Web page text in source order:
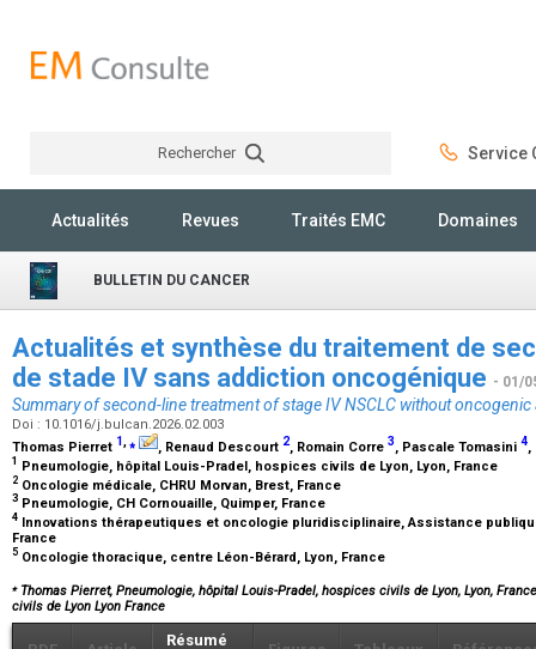
Rechercher Service
Actualités Revues Traités EMC Domaines
BULLETIN DU CANCER
Actualités et synthèse du traitement de
de stade IV sans addiction oncogénique - 01/
Summary of second-line treatment of stage IV NSCLC without
Doi : 10.1016/j.bulcan.2026.02.003
Thomas Pierret 1,⁎ , Renaud Descourt 2, Romain Corre 3, Pascale Tomasini 4,
1 Pneumologie, hôpital Louis-Pradel, hospices civils de Lyon, Lyon, France
2 Oncologie médicale, CHRU Morvan, Brest, France
3 Pneumologie, CH Cornouaille, Quimper, France
4 Innovations thérapeutiques et oncologie pluridisciplinaire, Assistance
France
5 Oncologie thoracique, centre Léon-Bérard, Lyon, France
⁎Thomas Pierret, Pneumologie, hôpital Louis-Pradel, hospices civils de Lyon, Lyon,
civils de Lyon Lyon France
Résumé